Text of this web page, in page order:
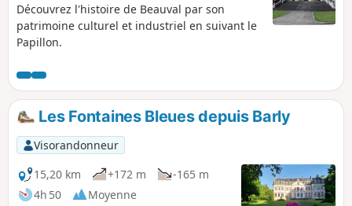
Découvrez l'histoire de Beauval par son
patrimoine culturel et industriel en suivant le
Papillon.
Les Fontaines Bleues depuis Barly
Visorandonneur
15,20 km
+172 m
-165 m
4h 50
Moyenne